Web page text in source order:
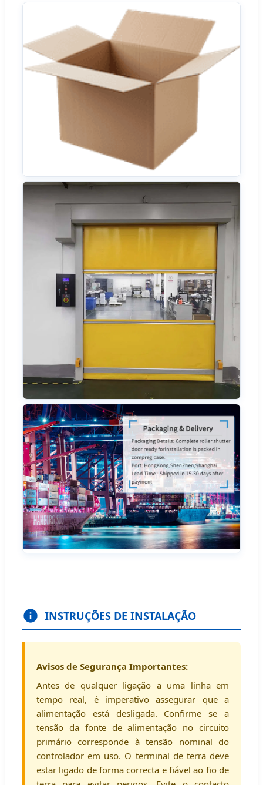
INSTRUÇÕES DE INSTALAÇÃO
Avisos de Segurança Importantes:
Antes de qualquer ligação a uma linha em
tempo real, é imperativo assegurar que a
alimentação está desligada. Confirme se a
tensão da fonte de alimentação no circuito
primário corresponde à tensão nominal do
controlador em uso. O terminal de terra deve
estar ligado de forma correcta e fiável ao fio de